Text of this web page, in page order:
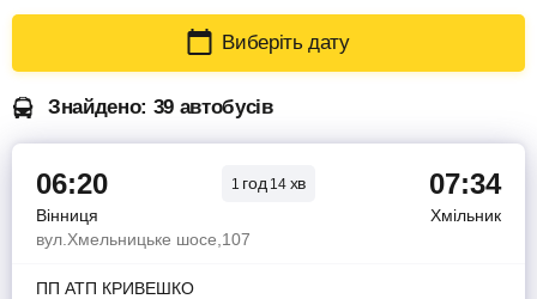
Виберіть дату
Знайдено: 39 автобусів
06:20 1 год14 хв 07:34
Вінниця
Хмільник
вул.Хмельницьке шосе,107
ПП АТП КРИВЕШКО